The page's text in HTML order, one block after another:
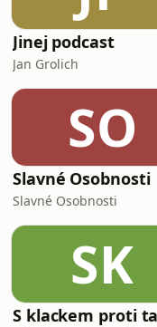
Jinej podcast
Jan Grolich
SO
Slavné Osobnosti
Slavné Osobnosti
SK